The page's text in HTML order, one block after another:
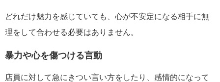
どれだけ魅力を感じていても、心が不安定になる相手に無
理をして合わせる必要はありません。
暴力や心を傷つける言動
店員に対して急にきつい言い方をしたり、感情的になって